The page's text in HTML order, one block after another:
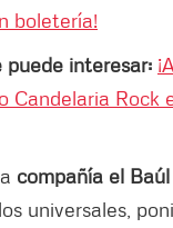
boletería!
interesar:
Candelaria Rock
compañía el
universales,